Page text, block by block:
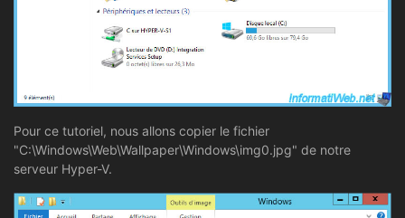
Pour ce tutoriel, nous allons copier le fichier
"C:\Windows\Web\Wallpaper\Windows\img0.jpg" de notre
serveur Hyper-V.